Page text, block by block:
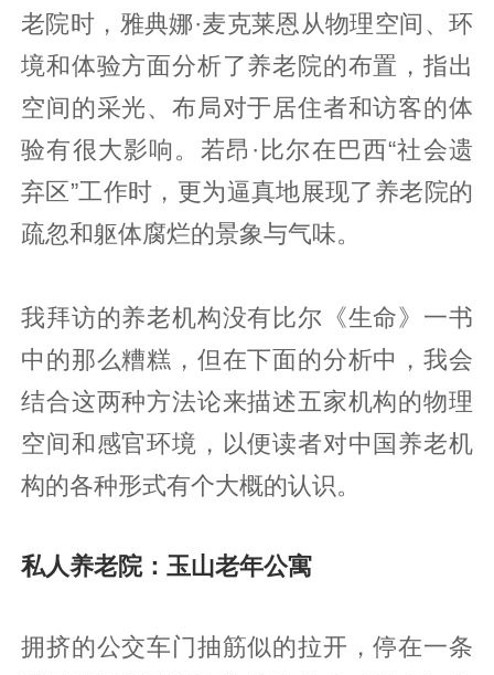
老院时，雅典娜·麦克莱恩从物理空间、环
境和体验方面分析了养老院的布置，指出
空间的采光、布局对于居住者和访客的体
验有很大影响。若昂·比尔在巴西“社会遗
弃区”工作时，更为逼真地展现了养老院的
疏忽和躯体腐烂的景象与气味。
我拜访的养老机构没有比尔《生命》一书
中的那么糟糕，但在下面的分析中，我会
结合这两种方法论来描述五家机构的物理
空间和感官环境，以便读者对中国养老机
构的各种形式有个大概的认识。
私人养老院：玉山老年公寓
拥挤的公交车门抽筋似的拉开，停在一条